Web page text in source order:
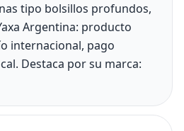
tipo bolsillos profundos,
Argentina: producto
internacional, pago
Destaca por su marca: